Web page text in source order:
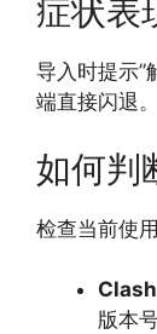
症状表
导入时提示”
端直接闪退。
如何判
检查当前使
版本